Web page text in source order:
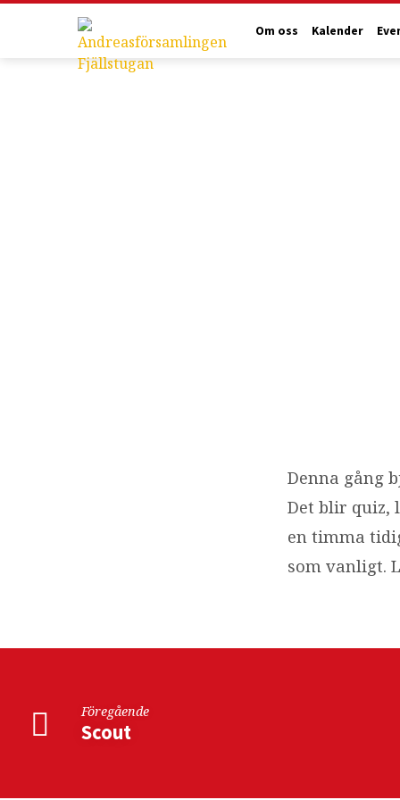
Om oss Kalender
Denna gång
Det blir quiz,
en timma
som vanligt.
Föregående
Scout